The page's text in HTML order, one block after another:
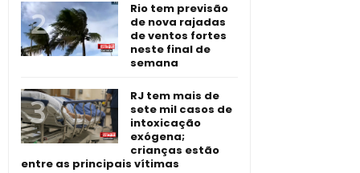
Rio tem previsão
de nova rajadas
de ventos fortes
neste final de
semana
RJ tem mais de
sete mil casos de
intoxicação
exógena;
crianças estão
entre as principais vítimas